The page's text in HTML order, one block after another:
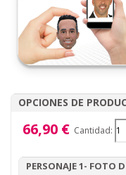
OPCIONES DE
66,90 € Cantidad:
PERSONAJE 1- FOTO